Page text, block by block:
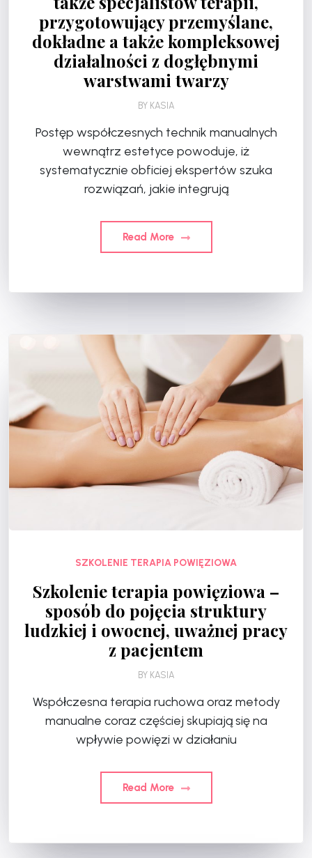
przygotowujący przemyślane,
dokładne a także kompleksowej
działalności z dogłębnymi
warstwami twarzy
BY KASIA
Postęp współczesnych technik manualnych
wewnątrz estetyce powoduje, iż
systematycznie obficiej ekspertów szuka
rozwiązań, jakie integrują
Read More
SZKOLENIE TERAPIA POWIĘZIOWA
Szkolenie terapia powięziowa –
sposób do pojęcia struktury
ludzkiej i owocnej, uważnej pracy
z pacjentem
BY KASIA
Współczesna terapia ruchowa oraz metody
manualne coraz częściej skupiają się na
wpływie powięzi w działaniu
Read More